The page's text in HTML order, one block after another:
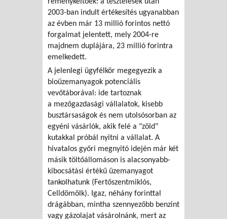
2003-ban indult értékesítés ugyanabban
az évben már 13 millió forintos nettó
forgalmat jelentett, mely 2004-re
majdnem duplájára, 23 millió forintra
emelkedett.
A jelenlegi ügyfélkör megegyezik a
bioüzemanyagok potenciális
vevőtáborával: ide tartoznak
a mezőgazdasági vállalatok, kisebb
busztársaságok és nem utolsósorban az
egyéni vásárlók, akik felé a "zöld"
kutakkal próbál nyitni a vállalat. A
hivatalos győri megnyitó idején már két
másik töltőállomáson is alacsonyabb-
kibocsátási értékű üzemanyagot
tankolhatunk (Fertőszentmiklós,
Celldömölk). Igaz, néhány forinttal
drágábban, mintha szennyezőbb benzint
vagy gázolajat vásárolnánk, mert az